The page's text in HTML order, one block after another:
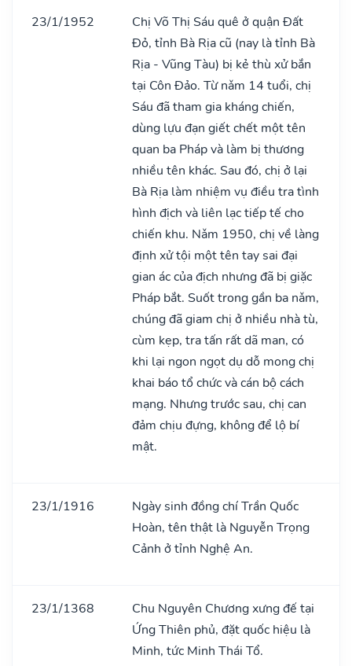
23/1/1952
Chị Võ Thị Sáu quê ở quận Đất
Đỏ, tỉnh Bà Rịa cũ (nay là tỉnh Bà
Rịa - Vũng Tàu) bị kẻ thù xử bắn
tại Côn Đảo. Từ nǎm 14 tuổi, chị
Sáu đã tham gia kháng chiến,
dùng lựu đạn giết chết một tên
quan ba Pháp và làm bị thương
nhiều tên khác. Sau đó, chị ở lại
Bà Rịa làm nhiệm vụ điều tra tình
hình địch và liên lạc tiếp tế cho
chiến khu. Nǎm 1950, chị về làng
định xử tội một tên tay sai đại
gian ác của địch nhưng đã bị giặc
Pháp bắt. Suốt trong gần ba nǎm,
chúng đã giam chị ở nhiều nhà tù,
cùm kẹp, tra tấn rất dã man, có
khi lại ngon ngọt dụ dỗ mong chị
khai báo tổ chức và cán bộ cách
mạng. Nhưng trước sau, chị can
đảm chịu đựng, không để lộ bí
mật.
23/1/1916
Ngày sinh đồng chí Trần Quốc
Hoàn, tên thật là Nguyễn Trọng
Cảnh ở tỉnh Nghệ An.
23/1/1368
Chu Nguyên Chương xưng đế tại
Ứng Thiên phủ, đặt quốc hiệu là
Minh, tức Minh Thái Tổ.